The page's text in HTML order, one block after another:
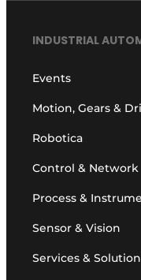
INDUSTRIAL
Events
Motion, Gears &
Robotica
Control & Network
Process &
Sensor & Vision
Services &